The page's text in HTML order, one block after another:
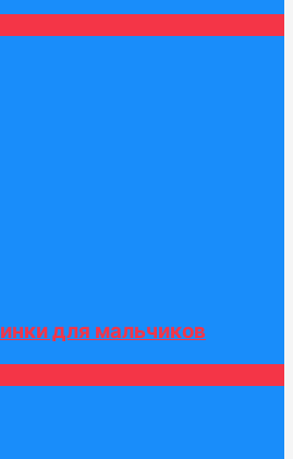
для мальчиков